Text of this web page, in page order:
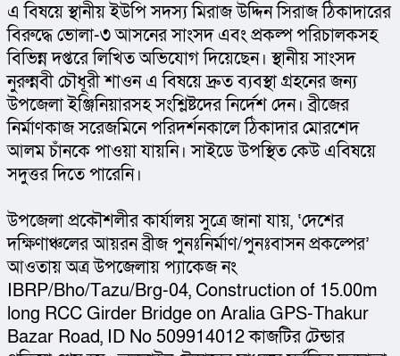
এ বিষয়ে স্থানীয় ইউপি সদস্য মিরাজ উদ্দিন সিরাজ ঠিকাদারের
বিরুদ্ধে ভোলা-৩ আসনের সাংসদ এবং প্রকল্প পরিচালকসহ
বিভিন্ন দপ্তরে লিখিত অভিযোগ দিয়েছেন। স্থানীয় সাংসদ
নুরুন্নবী চৌধূরী শাওন এ বিষয়ে দ্রুত ব্যবস্থা গ্রহনের জন্য
উপজেলা ইঞ্জিনিয়ারসহ সংশ্লিষ্টদের নির্দেশ দেন। ব্রীজের
নির্মাণকাজ সরেজমিনে পরিদর্শনকালে ঠিকাদার মোরশেদ
আলম চাঁনকে পাওয়া যায়নি। সাইডে উপস্থিত কেউ এবিষয়ে
সদুত্তর দিতে পারেনি।
উপজেলা প্রকৌশলীর কার্যালয় সুত্রে জানা যায়, ‘দেশের
দক্ষিণাঞ্চলের আয়রন ব্রীজ পুনঃনির্মাণ/পুনঃবাসন প্রকল্পের’
আওতায় অত্র উপজেলায় প্যাকেজ নং
IBRP/Bho/Tazu/Brg-04, Construction of 15.00m
long RCC Girder Bridge on Aralia GPS-Thakur
Bazar Road, ID No 509914012 কাজটির টেন্ডার